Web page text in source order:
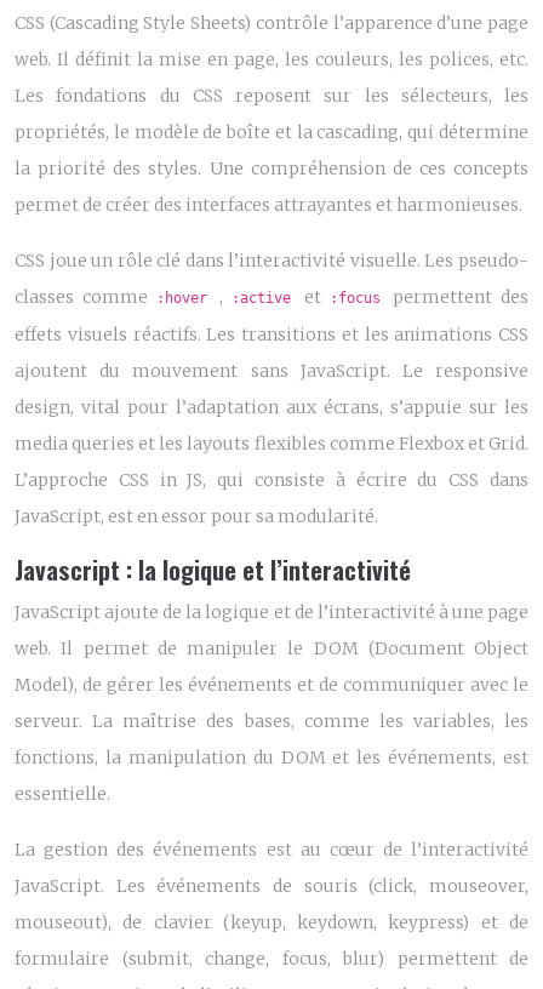
CSS (Cascading Style Sheets) contrôle l’apparence d’une page
web. Il définit la mise en page, les couleurs, les polices, etc.
Les fondations du CSS reposent sur les sélecteurs, les
propriétés, le modèle de boîte et la cascading, qui détermine
la priorité des styles. Une compréhension de ces concepts
permet de créer des interfaces attrayantes et harmonieuses.
CSS joue un rôle clé dans l’interactivité visuelle. Les pseudo-
classes comme
:hover , :active et :focus permettent des
effets visuels réactifs. Les transitions et les animations CSS
ajoutent du mouvement sans JavaScript. Le responsive
design, vital pour l’adaptation aux écrans, s’appuie sur les
media queries et les layouts flexibles comme Flexbox et Grid.
L’approche CSS in JS, qui consiste à écrire du CSS dans
JavaScript, est en essor pour sa modularité.
Javascript : la logique et l’interactivité
JavaScript ajoute de la logique et de l’interactivité à une page
web. Il permet de manipuler le DOM (Document Object
Model), de gérer les événements et de communiquer avec le
serveur. La maîtrise des bases, comme les variables, les
fonctions, la manipulation du DOM et les événements, est
essentielle.
La gestion des événements est au cœur de l’interactivité
JavaScript. Les événements de souris (click, mouseover,
mouseout), de clavier (keyup, keydown, keypress) et de
formulaire (submit, change, focus, blur) permettent de